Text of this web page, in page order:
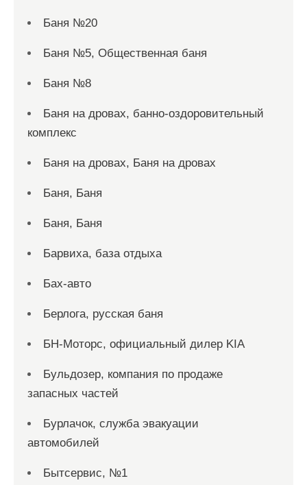
Баня №20
Баня №5, Общественная баня
Баня №8
Баня на дровах, банно-оздоровительный
комплекс
Баня на дровах, Баня на дровах
Баня, Баня
Баня, Баня
Барвиха, база отдыха
Бах-авто
Берлога, русская баня
БН-Моторс, официальный дилер KIA
Бульдозер, компания по продаже
запасных частей
Бурлачок, служба эвакуации
автомобилей
Бытсервис, №1